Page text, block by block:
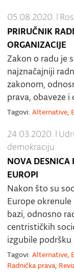
05.08.2020. |
PRIRUČNIK
ORGANIZACIJE
Zakon o radu je
najznačajniji
zakonom,
prava, obaveze
Tagovi: Alternative,
24.03.2020. |
demokraciju
NOVA DESNICA
EUROPI
Nakon što su
Europe
bazi, odnosno
centrističkih
izgubile
Tagovi: Alternative,
Radnička prava,